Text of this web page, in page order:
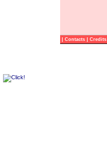
| Contacts | Credits